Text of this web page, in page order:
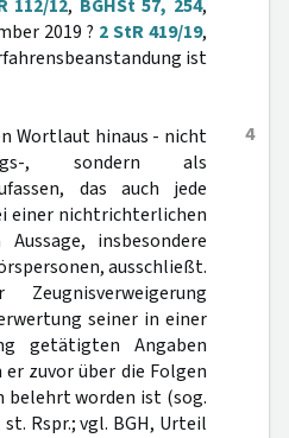
112/12, BGHSt 57, 254,
2019 ? 2 StR 419/19,
ist
4
Wortlaut hinaus - nicht
, sondern als
das auch jede
einer nichtrichterlichen
insbesondere
ausschließt.
seiner in einer
getätigten Angaben
zuvor über die Folgen
belehrt worden ist (sog.
Rspr.; vgl. BGH, Urteil